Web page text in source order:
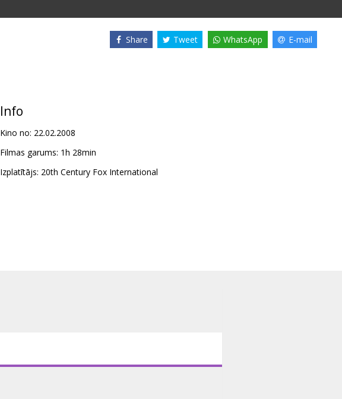
Share Tweet WhatsApp E-mail
Info
Kino no: 22.02.2008
Filmas garums: 1h 28min
Izplatītājs: 20th Century Fox International